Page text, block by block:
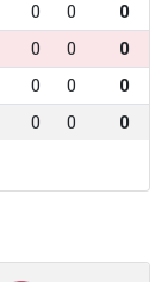
0 0
0
0 0
0
0 0
0
0 0 0